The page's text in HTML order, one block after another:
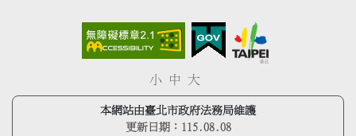
小 中 大
本網站由臺北市政府法務局維護
更新日期： 115.08.08